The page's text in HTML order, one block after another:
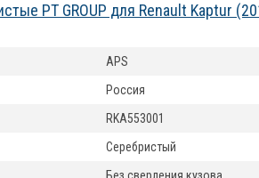
PT GROUP для Renault Kaptur
APS
Россия
RKA553001
Серебристый